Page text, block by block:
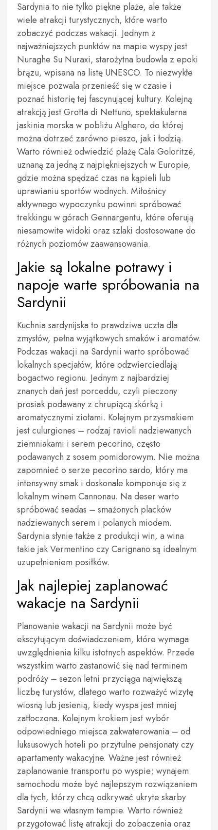
Sardynia to nie tylko piękne plaże, ale także
wiele atrakcji turystycznych, które warto
zobaczyć podczas wakacji. Jednym z
najważniejszych punktów na mapie wyspy jest
Nuraghe Su Nuraxi, starożytna budowla z epoki
brązu, wpisana na listę UNESCO. To niezwykłe
miejsce pozwala przenieść się w czasie i
poznać historię tej fascynującej kultury. Kolejną
atrakcją jest Grotta di Nettuno, spektakularna
jaskinia morska w pobliżu Alghero, do której
można dotrzeć zarówno pieszo, jak i łodzią.
Warto również odwiedzić plażę Cala Goloritzé,
uznaną za jedną z najpiękniejszych w Europie,
gdzie można spędzać czas na kąpieli lub
uprawianiu sportów wodnych. Miłośnicy
aktywnego wypoczynku powinni spróbować
trekkingu w górach Gennargentu, które oferują
niesamowite widoki oraz szlaki dostosowane do
różnych poziomów zaawansowania.
Jakie są lokalne potrawy i
napoje warte spróbowania na
Sardynii
Kuchnia sardynijska to prawdziwa uczta dla
zmysłów, pełna wyjątkowych smaków i aromatów.
Podczas wakacji na Sardynii warto spróbować
lokalnych specjałów, które odzwierciedlają
bogactwo regionu. Jednym z najbardziej
znanych dań jest porceddu, czyli pieczony
prosiak podawany z chrupiącą skórką i
aromatycznymi ziołami. Kolejnym przysmakiem
jest culurgiones – rodzaj ravioli nadziewanych
ziemniakami i serem pecorino, często
podawanych z sosem pomidorowym. Nie można
zapomnieć o serze pecorino sardo, który ma
intensywny smak i doskonale komponuje się z
lokalnym winem Cannonau. Na deser warto
spróbować seadas – smażonych placków
nadziewanych serem i polanych miodem.
Sardynia słynie także z produkcji win, a wina
takie jak Vermentino czy Carignano są idealnym
uzupełnieniem posiłków.
Jak najlepiej zaplanować
wakacje na Sardynii
Planowanie wakacji na Sardynii może być
ekscytującym doświadczeniem, które wymaga
uwzględnienia kilku istotnych aspektów. Przede
wszystkim warto zastanowić się nad terminem
podróży – sezon letni przyciąga największą
liczbę turystów, dlatego warto rozważyć wizytę
wiosną lub jesienią, kiedy wyspa jest mniej
zatłoczona. Kolejnym krokiem jest wybór
odpowiedniego miejsca zakwaterowania – od
luksusowych hoteli po przytulne pensjonaty czy
apartamenty wakacyjne. Ważne jest również
zaplanowanie transportu po wyspie; wynajem
samochodu może być najlepszym rozwiązaniem
dla tych, którzy chcą odkrywać ukryte skarby
Sardynii we własnym tempie. Warto również
przygotować listę atrakcji do zobaczenia oraz